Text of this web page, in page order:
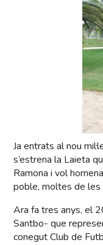
Ja entrats al nou
s’estrena la Laieta
Ramona i vol
poble, moltes de les
Ara fa tres anys, el
Santbo- que
conegut Club de